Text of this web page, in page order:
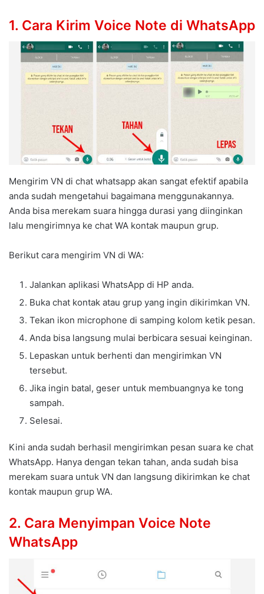
1. Cara Kirim Voice Note di WhatsApp
Mengirim VN di chat whatsapp akan sangat efektif apabila
anda sudah mengetahui bagaimana menggunakannya.
Anda bisa merekam suara hingga durasi yang diinginkan
lalu mengirimnya ke chat WA kontak maupun grup.
Berikut cara mengirim VN di WA:
Jalankan aplikasi WhatsApp di HP anda.
Buka chat kontak atau grup yang ingin dikirimkan VN.
Tekan ikon microphone di samping kolom ketik pesan.
Anda bisa langsung mulai berbicara sesuai keinginan.
Lepaskan untuk berhenti dan mengirimkan VN
tersebut.
Jika ingin batal, geser untuk membuangnya ke tong
sampah.
Selesai.
Kini anda sudah berhasil mengirimkan pesan suara ke chat
WhatsApp. Hanya dengan tekan tahan, anda sudah bisa
merekam suara untuk VN dan langsung dikirimkan ke chat
kontak maupun grup WA.
2. Cara Menyimpan Voice Note
WhatsApp